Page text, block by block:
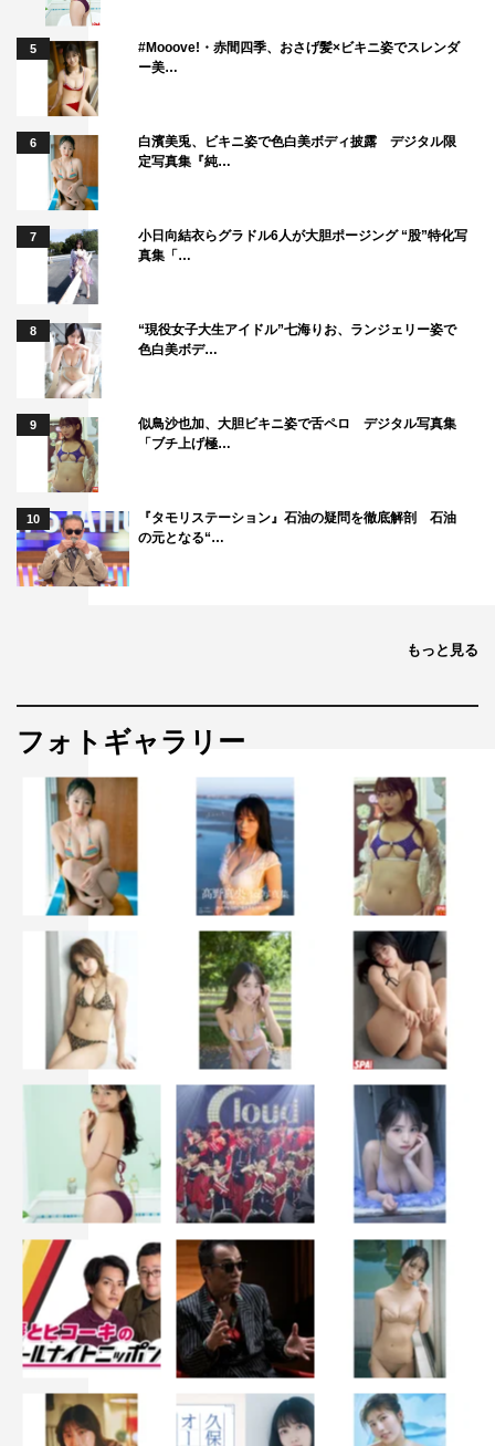
5
#Mooove!・赤間四季、おさげ髪×ビキニ姿でスレンダ
ー美…
6
白濱美兎、ビキニ姿で色白美ボディ披露 デジタル限
定写真集『純…
7
小日向結衣らグラドル6人が大胆ポージング “股”特化写
真集「…
8
“現役女子大生アイドル”七海りお、ランジェリー姿で
色白美ボデ…
9
似鳥沙也加、大胆ビキニ姿で舌ペロ デジタル写真集
「ブチ上げ極…
10
『タモリステーション』石油の疑問を徹底解剖 石油
の元となる“…
もっと見る
フォトギャラリー